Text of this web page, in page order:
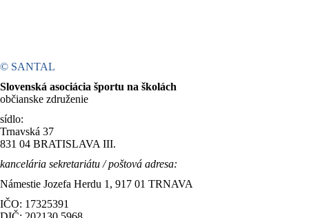
© SANTAL
Slovenská asociácia športu na školách
občianske združenie
sídlo:
Trnavská 37
831 04 BRATISLAVA III.
kancelária sekretariátu / poštová adresa:
Námestie Jozefa Herdu 1, 917 01 TRNAVA
IČO: 17325391